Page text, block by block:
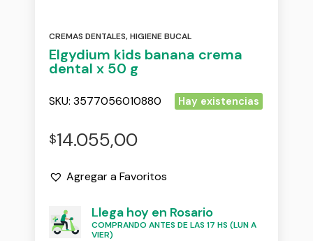
CREMAS DENTALES,HIGIENE BUCAL
Elgydium kids banana crema
dental x 50 g
SKU: 3577056010880 Hay existencias
$14.055,00
Agregar a Favoritos
Llega hoy en Rosario
COMPRANDO ANTES DE LAS 17 HS (LUN A
VIER)